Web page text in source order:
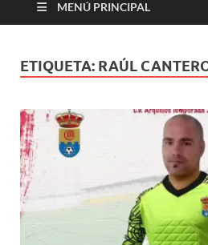
MENÚ PRINCIPAL
ETIQUETA: RAÚL